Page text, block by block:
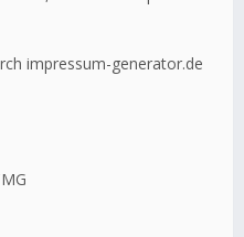
impressum-generator.de